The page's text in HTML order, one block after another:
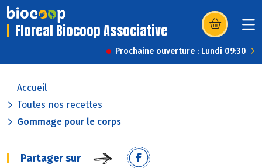
Floreal Biocoop Associative (s’ouvre dans
Prochaine ouverture : Lundi 09:30
Accueil
Toutes nos recettes
Gommage pour le corps
Partager sur